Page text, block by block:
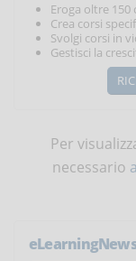
Eroga oltre
Crea corsi
Svolgi corsi in
Gestisci la
Per
necessario